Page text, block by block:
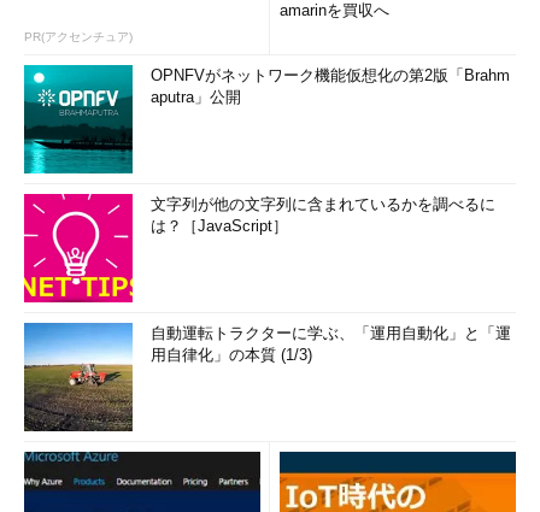
PR(アクセンチュア)
amarinを買収へ
OPNFVがネットワーク機能仮想化の第2版「Brahm
aputra」公開
文字列が他の文字列に含まれているかを調べるに
は？［JavaScript］
自動運転トラクターに学ぶ、「運用自動化」と「運
用自律化」の本質 (1/3)